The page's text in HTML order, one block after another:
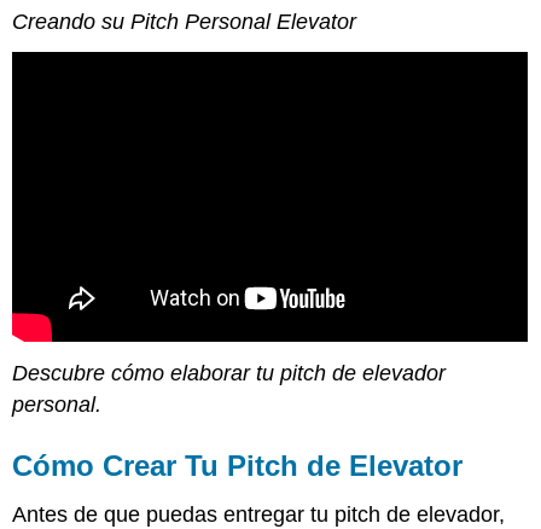
Creando su Pitch Personal Elevator
Descubre cómo elaborar tu pitch de elevador
personal.
Cómo Crear Tu Pitch de Elevator
Antes de que puedas entregar tu pitch de elevador,